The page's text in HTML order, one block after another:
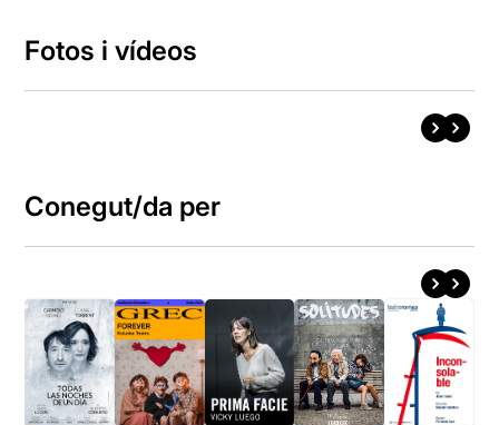
Fotos i vídeos
Conegut/da per